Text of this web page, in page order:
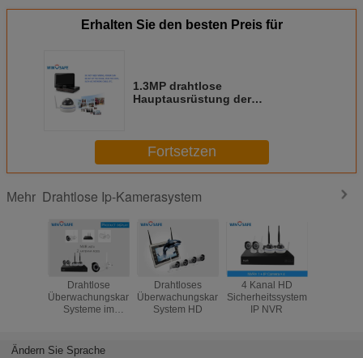
Erhalten Sie den besten Preis für
1.3MP drahtlose
Hauptausrüstung der
Abstand
Fortsetzen
Mehr Drahtlose Ip-Kamerasystem
Drahtlose
Überwachungskamera-
Systeme im
Drahtloses
Überwachungskamera-
System HD
4 Kanal HD
Sicherheitssystem
IP NVR
Ändern Sie Sprache